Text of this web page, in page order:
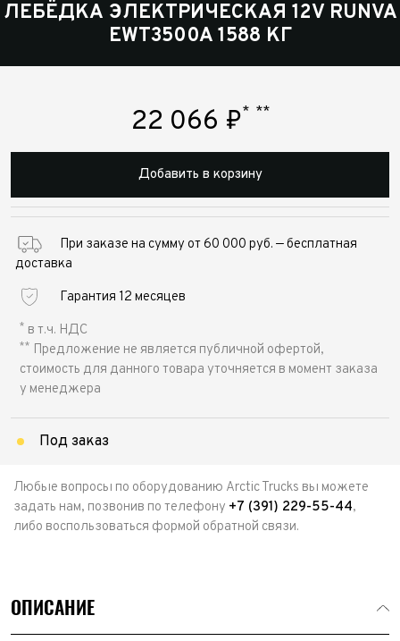
ЛЕБЁДКА ЭЛЕКТРИЧЕСКАЯ 12V RUNVA
EWT3500A 1588 КГ
22 066 ₽* **
Добавить в корзину
При заказе на сумму от 60 000 руб. — бесплатная
доставка
Гарантия 12 месяцев
* в т.ч. НДС
** Предложение не является публичной офертой,
стоимость для данного товара уточняется в момент заказа
у менеджера
Под заказ
Любые вопросы по оборудованию Arctic Trucks вы можете
задать нам, позвонив по телефону +7 (391) 229-55-44,
либо воспользоваться формой обратной связи.
ОПИСАНИЕ